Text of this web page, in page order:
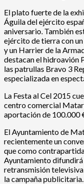
El plato fuerte de la
Águila del ejército
aniversario. También
ejército de tierra con
y un Harrier de la
destacan el hidroavión
las patrullas Bravo 3
especializada en
La Festa al Cel 2015
centro comercial
aportación de 100.000
El Ayuntamiento de
recientemente un
que como
Ayuntamiento difundirá
retransmisión
la campaña publicitaria.